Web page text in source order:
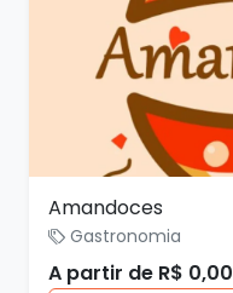
Amandoces
Gastronomia
A partir de R$ 0,00